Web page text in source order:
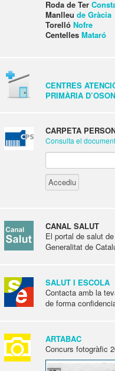
Roda de Ter
Manlleu de Gràcia
Torelló Nofre
Centelles Mataró
CENTRES
PRIMÀRIA
CARPETA
Consulta el
CANAL SALUT
El portal de salut
Generalitat de
SALUT I ESCOLA
Contacta amb la
de forma
ARTABAC
Concurs fotogràfic